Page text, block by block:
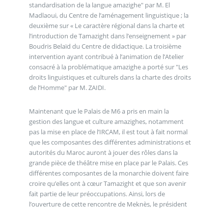
standardisation de la langue amazighe" par M. El
Madlaoui, du Centre de l’aménagement linguistique ; la
deuxième sur « Le caractère régional dans la charte et
l’introduction de Tamazight dans l’enseignement » par
Boudris Belaïd du Centre de didactique. La troisième
intervention ayant contribué à l’animation de l’Atelier
consacré à la problématique amazighe a porté sur "Les
droits linguistiques et culturels dans la charte des droits
de l’Homme" par M. ZAIDI.
Maintenant que le Palais de M6 a pris en main la
gestion des langue et culture amazighes, notamment
pas la mise en place de l’IRCAM, il est tout à fait normal
que les composantes des différentes administrations et
autorités du Maroc auront à jouer des rôles dans la
grande pièce de théâtre mise en place par le Palais. Ces
différentes composantes de la monarchie doivent faire
croire qu’elles ont à cœur Tamazight et que son avenir
fait partie de leur préoccupations. Ainsi, lors de
l’ouverture de cette rencontre de Meknès, le président